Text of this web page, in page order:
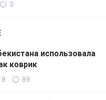
3
использовала
коврик
89